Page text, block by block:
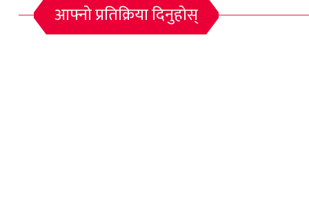
आफ्नो प्रतिक्रिया दिनुहोस्